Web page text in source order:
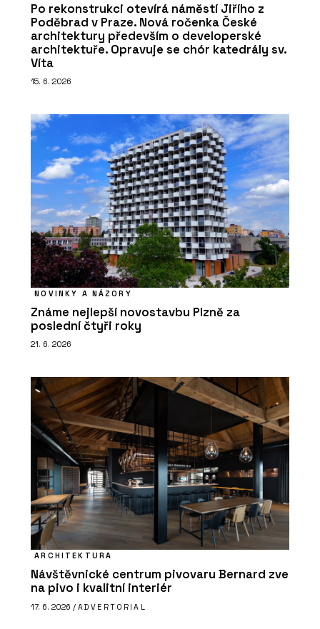
Po rekonstrukci otevírá náměstí Jiřího z
Poděbrad v Praze. Nová ročenka České
architektury především o developerské
architektuře. Opravuje se chór katedrály sv.
Víta
15. 6. 2026
NOVINKY A NÁZORY
Známe nejlepší novostavbu Plzně za
poslední čtyři roky
21. 6. 2026
ARCHITEKTURA
Návštěvnické centrum pivovaru Bernard zve
na pivo i kvalitní interiér
17. 6. 2026 / ADVERTORIAL